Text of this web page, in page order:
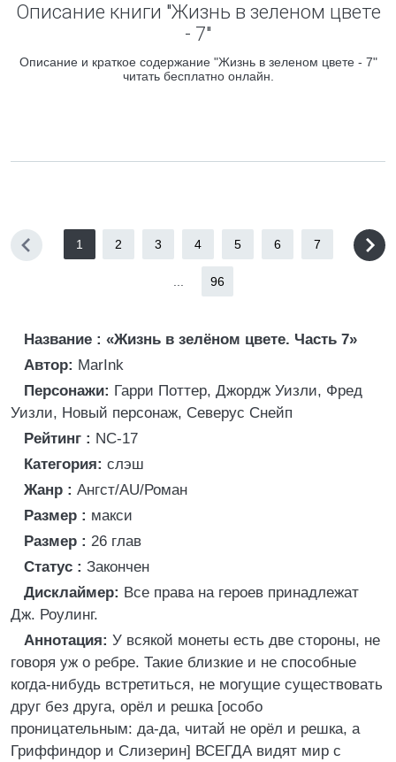
Описание книги "Жизнь в зеленом цвете
- 7"
Описание и краткое содержание "Жизнь в зеленом цвете - 7"
читать бесплатно онлайн.
1 2 3 4 5 6 7
96
Название : «Жизнь в зелёном цвете. Часть 7»
Автор: MarInk
Персонажи: Гарри Поттер, Джордж Уизли, Фред
Уизли, Новый персонаж, Северус Снейп
Рейтинг : NC-17
Категория: слэш
Жанр : Ангст/AU/Роман
Размер : макси
Размер : 26 глав
Статус : Закончен
Дисклаймер: Все права на героев принадлежат
Дж. Роулинг.
Аннотация: У всякой монеты есть две стороны, не
говоря уж о ребре. Такие близкие и не способные
когда-нибудь встретиться, не могущие существовать
друг без друга, орёл и решка [особо
проницательным: да-да, читай не орёл и решка, а
Гриффиндор и Слизерин] ВСЕГДА видят мир с